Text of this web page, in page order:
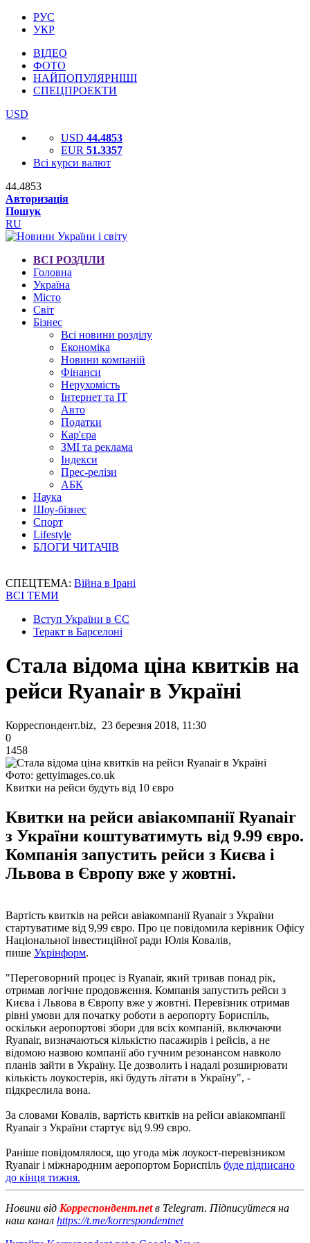
РУС
УКР
ВІДЕО
ФОТО
НАЙПОПУЛЯРНІШІ
СПЕЦПРОЕКТИ
USD
USD 44.4853
EUR 51.3357
Всі курси валют
44.4853
Авторизація
Пошук
RU
ВСІ РОЗДІЛИ
Головна
Україна
Місто
Світ
Бізнес
Всі новини розділу
Економіка
Новини компаній
Фінанси
Нерухомість
Інтернет та IT
Авто
Податки
Кар'єра
ЗМІ та реклама
Індекси
Прес-релізи
АБК
Наука
Шоу-бізнес
Спорт
Lifestyle
БЛОГИ ЧИТАЧІВ
СПЕЦТЕМА: Війна в Ірані
ВСІ ТЕМИ
Вступ України в ЄС
Теракт в Барселоні
Стала відома ціна квитків на
рейси Ryanair в Україні
Корреспондент.biz, 23 березня 2018, 11:30
0
1458
Фото: gettyimages.co.uk
Квитки на рейси будуть від 10 євро
Квитки на рейси авіакомпанії Ryanair
з України коштуватимуть від 9.99 євро.
Компанія запустить рейси з Києва і
Львова в Європу вже у жовтні.
Вартість квитків на рейси авіакомпанії Ryanair з України
стартуватиме від 9,99 євро. Про це повідомила керівник Офісу
Національної інвестиційної ради Юлія Ковалів,
пише Укрінформ.
"Переговорний процес із Ryanair, який тривав понад рік,
отримав логічне продовження. Компанія запустить рейси з
Києва і Львова в Європу вже у жовтні. Перевізник отримав
рівні умови для початку роботи в аеропорту Бориспіль,
оскільки аеропортові збори для всіх компаній, включаючи
Ryanair, визначаються кількістю пасажирів і рейсів, а не
відомою назвою компанії або гучним резонансом навколо
планів зайти в Україну. Це дозволить і надалі розширювати
кількість лоукостерів, які будуть літати в Україну", -
підкреслила вона.
За словами Ковалів, вартість квитків на рейси авіакомпанії
Ryanair з України стартує від 9.99 євро.
Раніше повідомлялося, що угода між лоукост-перевізником
Ryanair і міжнародним аеропортом Бориспіль буде підписано
до кінця тижня.
Новини від Корреспондент.netв Telegram. Підписуйтеся на
наш канал https://t.me/korrespondentnet